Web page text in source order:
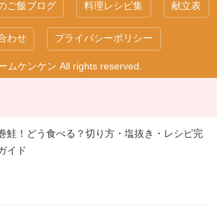
ご飯ブログ 料理レシピ集 献立表
わせ プライバシーポリシー
ムケンケン All rights reserved.
鮭！どう食べる？切り方・塩抜き・レシピ完
イド